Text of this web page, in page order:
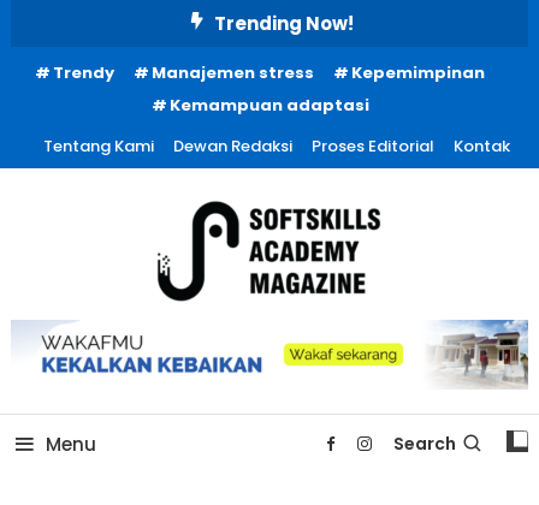
Content
Trending Now!
Trendy Manajemen stress
Kepemimpinan
Kemampuan adaptasi
Tentang Kami
Dewan Redaksi Proses Editorial Kontak
Menu Search